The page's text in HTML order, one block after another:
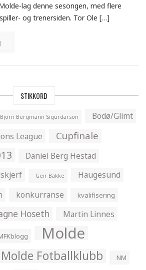
lag denne sesongen, med flere
og trenersiden. Tor Ole […]
STIKKORD
Björn Bergmann Sigurdarson
Bodø/Glimt
League Cupfinale
Daniel Berg Hestad
Geir Bakke Haugesund
konkurranse kvalifisering
Hoseth Martin Linnes
Molde
Molde Fotballklubb NM